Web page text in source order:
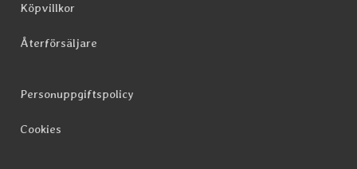
Köpvillkor
Återförsäljare
Personuppgiftspolicy
Cookies